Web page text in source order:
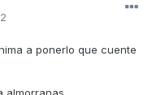
a ponerlo que cuente